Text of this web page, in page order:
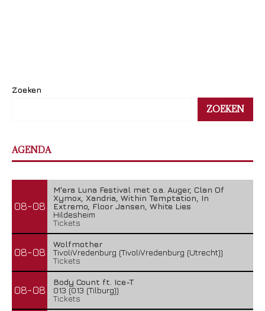
Zoeken
ZOEKEN
AGENDA
08-08
M'era Luna Festival met o.a. Auger, Clan Of
Xymox, Xandria, Within Temptation, In
Extremo, Floor Jansen, White Lies
Hildesheim
Tickets
08-08
Wolfmother
TivoliVredenburg (TivoliVredenburg (Utrecht))
Tickets
08-08
Body Count ft. Ice-T
013 (013 (Tilburg))
Tickets